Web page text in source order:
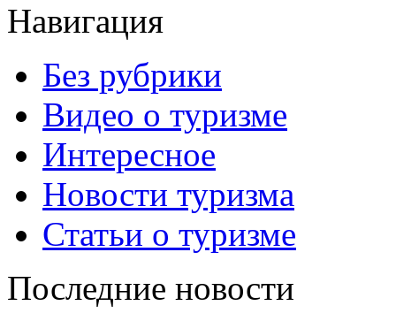
Навигация
Без рубрики
Видео о туризме
Интересное
Новости туризма
Статьи о туризме
Последние новости